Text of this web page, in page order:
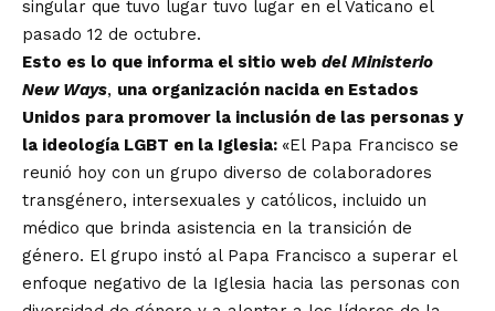
singular que tuvo lugar tuvo lugar en el Vaticano el
pasado 12 de octubre.
Esto es lo que informa el sitio web del Ministerio
New Ways, una organización nacida en Estados
Unidos para promover la inclusión de las personas y
la ideología LGBT en la Iglesia: «El Papa Francisco se
reunió hoy con un grupo diverso de colaboradores
transgénero, intersexuales y católicos, incluido un
médico que brinda asistencia en la transición de
género. El grupo instó al Papa Francisco a superar el
enfoque negativo de la Iglesia hacia las personas con